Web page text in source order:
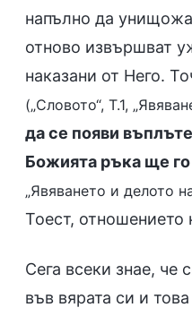
напълно да
отново извършват
наказани от Него.
(„Словото“, Т.1,
да се появи
Божията ръка ще
„Явяването и делото
Тоест, отношението
Сега всеки знае, че
във вярата си и